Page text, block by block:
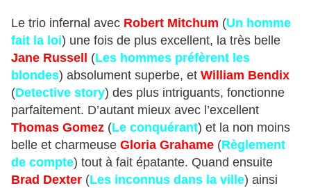
Le trio infernal avec Robert Mitchum (Un homme
fait la loi) une fois de plus excellent, la très belle
Jane Russell
(Les hommes préfèrent les
blondes) absolument superbe, et William Bendix
(Detective story) des plus intriguants, fonctionne
parfaitement. D’autant mieux avec l’excellent
Thomas Gomez (Le conquérant) et la non moins
belle et charmeuse Gloria Grahame (Règlement
de compte) tout à fait épatante. Quand ensuite
Brad Dexter (Les inconnus dans la ville) ainsi